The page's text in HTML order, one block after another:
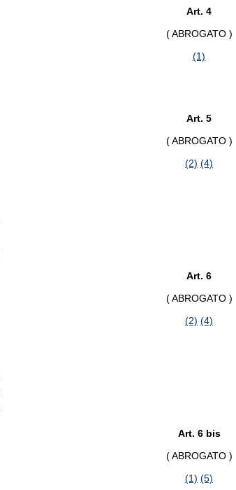
Art. 4
( ABROGATO )
(1)
Art. 5
( ABROGATO )
(2) (4)
Art. 6
( ABROGATO )
(2) (4)
Art. 6 bis
( ABROGATO )
(1) (5)